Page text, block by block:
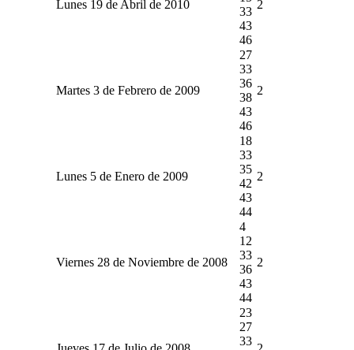
Lunes 19 de Abril de 2010
33
43
46
2
Martes 3 de Febrero de 2009
27
33
36
38
43
46
2
Lunes 5 de Enero de 2009
18
33
35
42
43
44
2
Viernes 28 de Noviembre de 2008
4
12
33
36
43
44
2
23
27
33